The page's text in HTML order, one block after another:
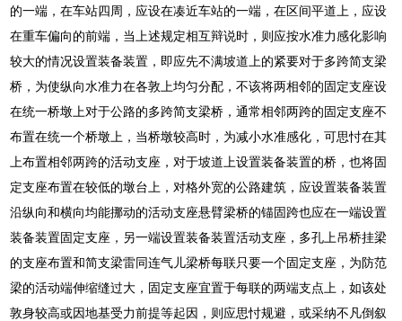
的一端，在车站四周，应设在凑近车站的一端，在区间平道上，应设
在重车偏向的前端，当上述规定相互辩说时，则应按水准力感化影响
较大的情况设置装备装置，即应先不满坡道上的紧要对于多跨简支梁
桥，为使纵向水准力在各敦上均匀分配，不该将两相邻的固定支座设
在统一桥墩上对于公路的多跨简支梁桥，通常相邻两跨的固定支座不
布置在统一个桥墩上，当桥墩较高时，为减小水准感化，可思忖在其
上布置相邻两跨的活动支座，对于坡道上设置装备装置的桥，也将固
定支座布置在较低的墩台上，对格外宽的公路建筑，应设置装备装置
沿纵向和横向均能挪动的活动支座悬臂梁桥的锚固跨也应在一端设置
装备装置固定支座，另一端设置装备装置活动支座，多孔上吊桥挂梁
的支座布置和简支梁雷同连气儿梁桥每联只要一个固定支座，为防范
梁的活动端伸缩缝过大，固定支座宜置于每联的两端支点上，如该处
敦身较高或因地基受力前提等起因，则应思忖规避，或采纳不凡倒叙